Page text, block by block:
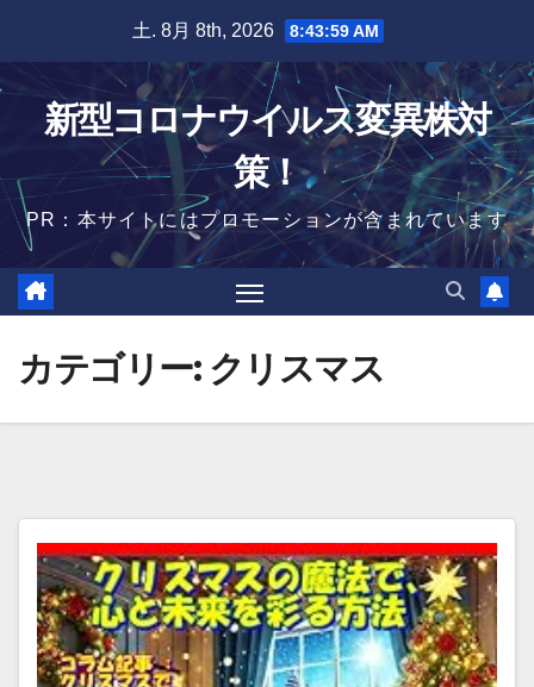
content
土. 8月 8th, 2026 8:44:00 AM
新型コロナウイルス変異株対
策！
PR：本サイトにはプロモーションが含まれています
カテゴリー: クリスマス